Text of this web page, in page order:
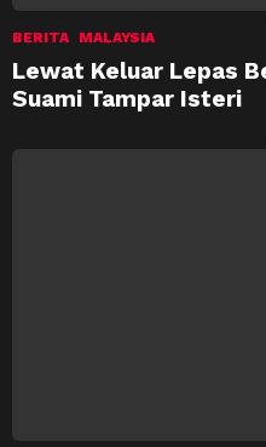
BERITA MALAYSIA
Lewat Keluar Lepas
Suami Tampar Isteri